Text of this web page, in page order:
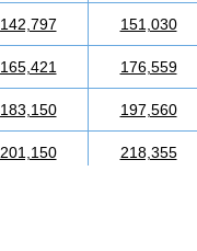
142,797 151,030
165,421 176,559
183,150 197,560
201,150 218,355